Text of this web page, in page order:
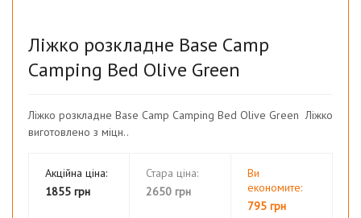
Ліжко розкладне Base Camp
Camping Bed Olive Green
Ліжко розкладне Base Camp Camping Bed Olive Green Ліжко
виготовлено з міцн..
Акційна ціна:
1855 грн
Стара ціна:
2650 грн
Ви
економите:
795 грн